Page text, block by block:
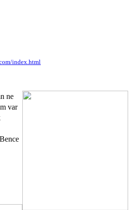
index.html
ne
var